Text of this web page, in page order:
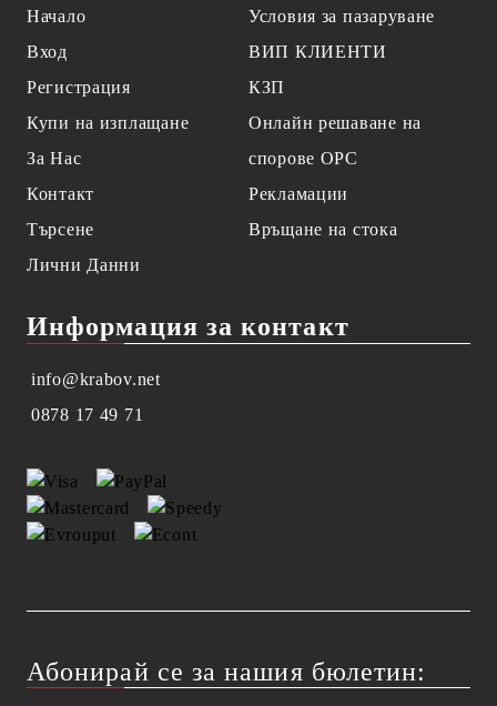
Начало
Вход
Регистрация
Купи на изплащане
За Нас
Контакт
Търсене
Лични Данни
Условия за пазаруване
ВИП КЛИЕНТИ
КЗП
Онлайн решаване на
спорове OPC
Рекламации
Връщане на стока
Информация за контакт
info@krabov.net
0878 17 49 71
Абонирай се за нашия бюлетин: